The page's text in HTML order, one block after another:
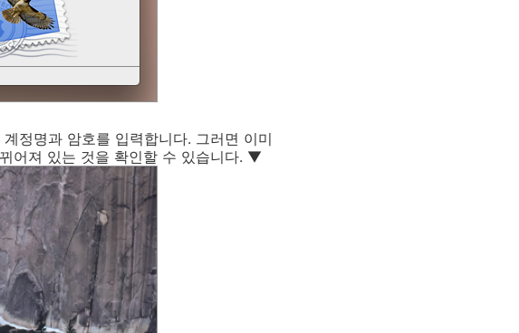
정명과 암호를 입력합니다. 그러면 이미
어져 있는 것을 확인할 수 있습니다. ▼